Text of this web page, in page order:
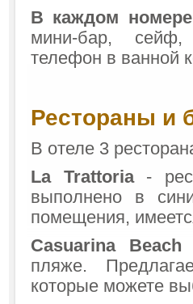
В каждом
мини-бар, сейф,
телефон в ванной
Рестораны и
В отеле 3
La Trattoria-
выполнено в
помещения,
Casuarina Beach
пляже.
которые можете